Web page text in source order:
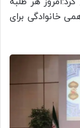
خانوادگی برای